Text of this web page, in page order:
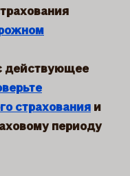
действующее
страхования и
периоду